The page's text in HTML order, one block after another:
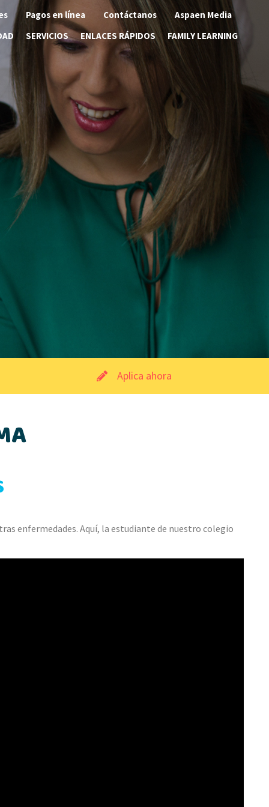
Pagos en línea Contáctanos
Aspaen Media
SERVICIOS ENLACES RÁPIDOS FAMILY LEARNING
Aplica ahora
enfermedades. Aquí, la estudiante de nuestro colegio